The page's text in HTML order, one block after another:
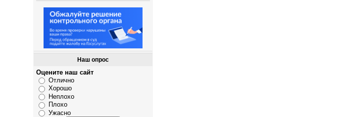
Наш опрос
Оцените наш сайт
Отлично
Хорошо
Неплохо
Плохо
Ужасно